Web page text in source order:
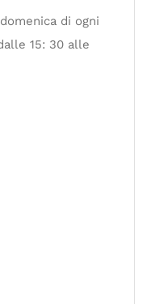
di ogni
15: 30 alle